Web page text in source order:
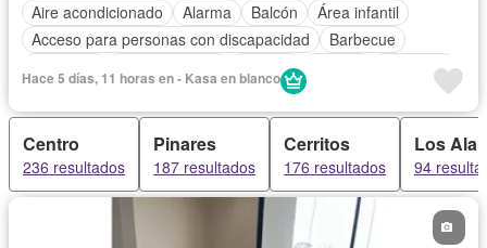
Aire acondicionado
Alarma Balcón
Área infantil
Acceso para personas con discapacidad
Barbecue
Internet
Ascensor
Sauna
Seguridad privada
Piscina Agua
Hace 5 días, 11 horas en - Kasa en blanco
Centro
236 resultados
Pinares
187 resultados
Cerritos
176 resultados
Los
94